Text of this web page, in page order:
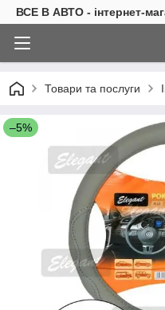
ВСЕ В АВТО - інтернет-
Товари та послуги
–5%